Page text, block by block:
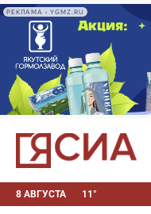
РЕКЛАМА • YGMZ.RU
8 АВГУСТА 11°